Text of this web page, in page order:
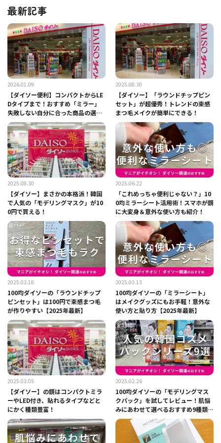
最新記事
2026.01.09
【ダイソー便利】コンパクトからLE
Dタイプまで！おすすめ「ミラー」
失敗しない自分に合った商品の選び
方は？
2025.08.30
【ダイソー】「ラウンドチップピン
セット」が超優秀！トレンドの束感
まつ毛メイクが簡単にできる！
2025.08.30
【ダイソー】まさかの本格派！韓国
で人気の「モデリングマスク」が10
0円で買える！
2025.06.22
「これめっちゃ便利じゃない？」10
0均ミラーシート活用術！スマホが鏡
に大変身＆意外な使い方も紹介！
2025.03.18
100均ダイソーの「ラウンドチップ
ピンセット」は100円で束感まつ毛
が作りやすい【2025年最新】
2025.03.13
100均ダイソーの「ミラーシート」
はメイクグッズにもお手軽！意外な
使い方と貼り方【2025年最新】
2025.03.05
【ダイソー】の鏡はコンパクトミラ
ーやLED付き、貼れるタイプなどと
にかく種類豊富！
2025.02.26
100均ダイソーの「モデリングマス
クパック」を試してレビュー！肌悩
みにあわせて選べるおすすめ9種類比
較【2025年最新】